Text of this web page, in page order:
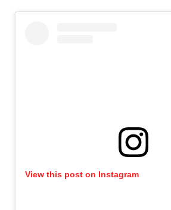
View this post on Instagram